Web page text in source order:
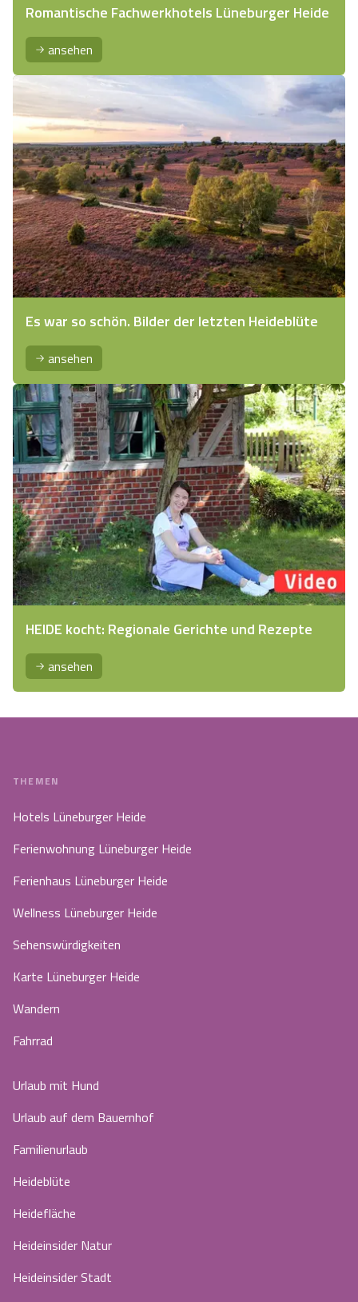
Romantische Fachwerkhotels Lüneburger Heide
ansehen
Es war so schön. Bilder der letzten Heideblüte
ansehen
HEIDE kocht: Regionale Gerichte und Rezepte
ansehen
THEMEN
Hotels Lüneburger Heide
Ferienwohnung Lüneburger Heide
Ferienhaus Lüneburger Heide
Wellness Lüneburger Heide
Sehenswürdigkeiten
Karte Lüneburger Heide
Wandern
Fahrrad
Urlaub mit Hund
Urlaub auf dem Bauernhof
Familienurlaub
Heideblüte
Heidefläche
Heideinsider Natur
Heideinsider Stadt